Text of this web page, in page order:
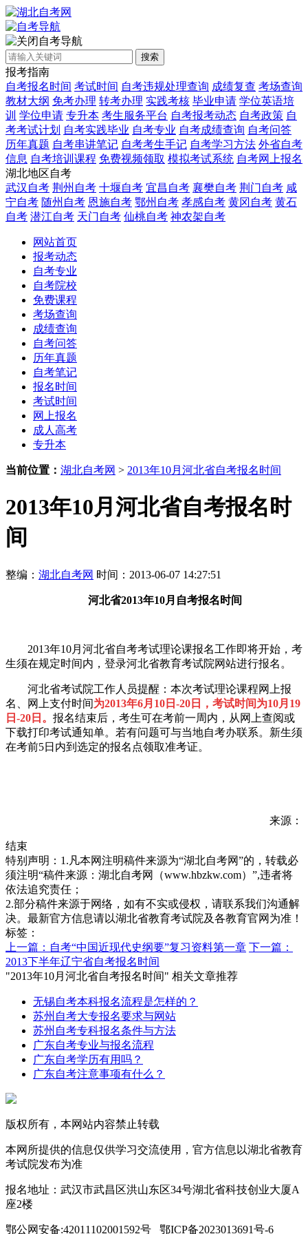
自考导航
搜索
报考指南
自考报名时间 考试时间 自考违规处理查询 成绩复查 考场查询
教材大纲 免考办理 转考办理 实践考核 毕业申请 学位英语培
训 学位申请 专升本 考生服务平台 自考报考动态 自考政策 自
考考试计划 自考实践毕业 自考专业 自考成绩查询 自考问答
历年真题 自考串讲笔记 自考考生手记 自考学习方法 外省自考
信息 自考培训课程 免费视频领取 模拟考试系统 自考网上报名
湖北地区自考
武汉自考 荆州自考 十堰自考 宜昌自考 襄樊自考 荆门自考 咸
宁自考 随州自考 恩施自考 鄂州自考 孝感自考 黄冈自考 黄石
自考 潜江自考 天门自考 仙桃自考 神农架自考
网站首页
报考动态
自考专业
自考院校
免费课程
考场查询
成绩查询
自考问答
历年真题
自考笔记
报名时间
考试时间
网上报名
成人高考
专升本
当前位置： 湖北自考网 > 2013年10月河北省自考报名时间
2013年10月河北省自考报名时
间
整编： 湖北自考网 时间：2013-06-07 14:27:51
河北省2013年10月自考报名时间
2013年10月河北省自考考试理论课报名工作即将开始，考
生须在规定时间内，登录河北省教育考试院网站进行报名。
河北省考试院工作人员提醒：本次考试理论课程网上报
名、网上支付时间为2013年6月10日-20日，考试时间为10月19
日-20日。 报名结束后，考生可在考前一周内，从网上查阅或
下载打印考试通知单。若有问题可与当地自考办联系。新生须
在考前5日内到选定的报名点领取准考证。
来源：
结束
特别声明：1.凡本网注明稿件来源为“湖北自考网”的，转载必
须注明“稿件来源：湖北自考网（www.hbzkw.com）”,违者将
依法追究责任；
2.部分稿件来源于网络，如有不实或侵权，请联系我们沟通解
决。最新官方信息请以湖北省教育考试院及各教育官网为准！
标签：
上一篇：自考“中国近现代史纲要”复习资料第一章 下一篇：
2013下半年辽宁省自考报名时间
"2013年10月河北省自考报名时间" 相关文章推荐
无锡自考本科报名流程是怎样的？
苏州自考大专报名要求与网站
苏州自考专科报名条件与方法
广东自考专业与报名流程
广东自考学历有用吗？
广东自考注意事项有什么？
版权所有，本网站内容禁止转载
本网所提供的信息仅供学习交流使用，官方信息以湖北省教育
考试院发布为准
报名地址：武汉市武昌区洪山东区34号湖北省科技创业大厦A
座2楼
鄂公网安备:42011102001592号 鄂ICP备2023013691号-6